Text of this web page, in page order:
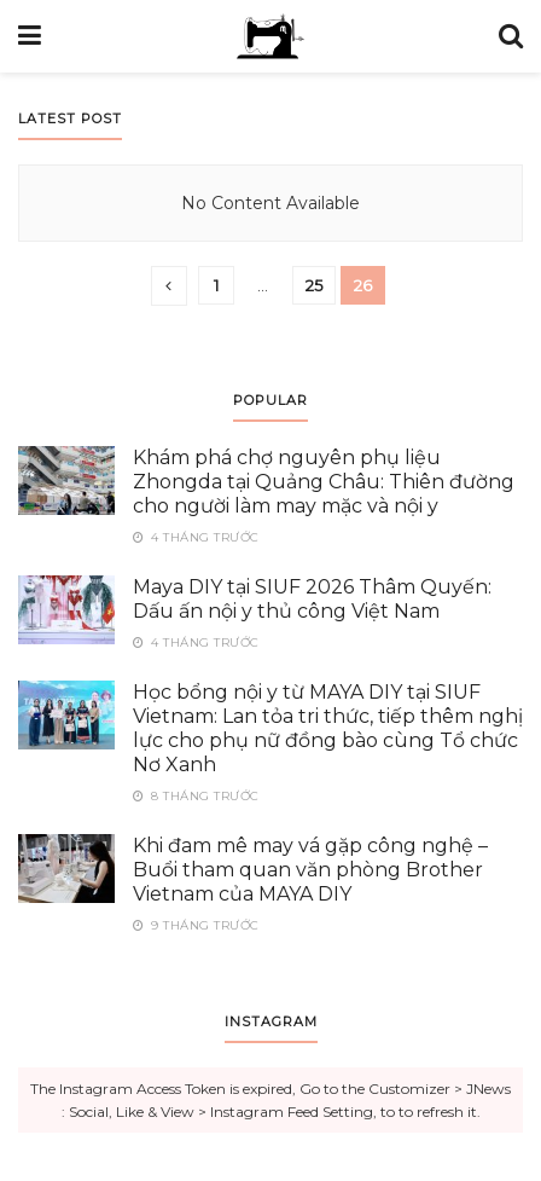
LATEST POST
No Content Available
1 25 26
POPULAR
Khám phá chợ nguyên phụ liệu
Zhongda tại Quảng Châu: Thiên đường
cho người làm may mặc và nội y
4 THÁNG TRƯỚC
Maya DIY tại SIUF 2026 Thâm Quyến:
Dấu ấn nội y thủ công Việt Nam
4 THÁNG TRƯỚC
Học bổng nội y từ MAYA DIY tại SIUF
Vietnam: Lan tỏa tri thức, tiếp thêm nghị
lực cho phụ nữ đồng bào cùng Tổ chức
Nơ Xanh
8 THÁNG TRƯỚC
Khi đam mê may vá gặp công nghệ –
Buổi tham quan văn phòng Brother
Vietnam của MAYA DIY
9 THÁNG TRƯỚC
INSTAGRAM
The Instagram Access Token is expired, Go to the Customizer > JNews
: Social, Like & View > Instagram Feed Setting, to to refresh it.